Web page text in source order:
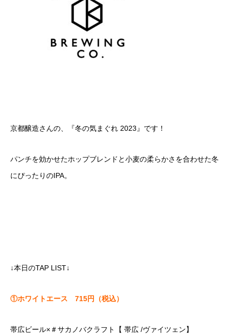
京都醸造さんの、『冬の気まぐれ 2023』です！
パンチを効かせたホップブレンドと小麦の柔らかさを合わせた冬
にぴったりのIPA。
↓本日のTAP LIST↓
①ホワイトエース 715円（税込）
帯広ビール×＃サカノバクラフト【 帯広 /ヴァイツェン】